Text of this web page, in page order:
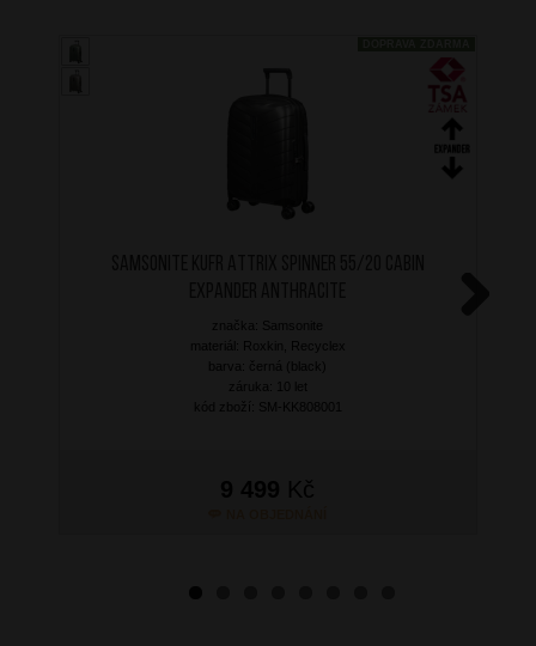
značka: Samsonite
materiál: Roxkin, Recyclex
barva: černá (black)
záruka: 10 let
kód zboží: SM-KK808001